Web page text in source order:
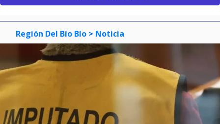
Región Del Bío Bío > Noticia